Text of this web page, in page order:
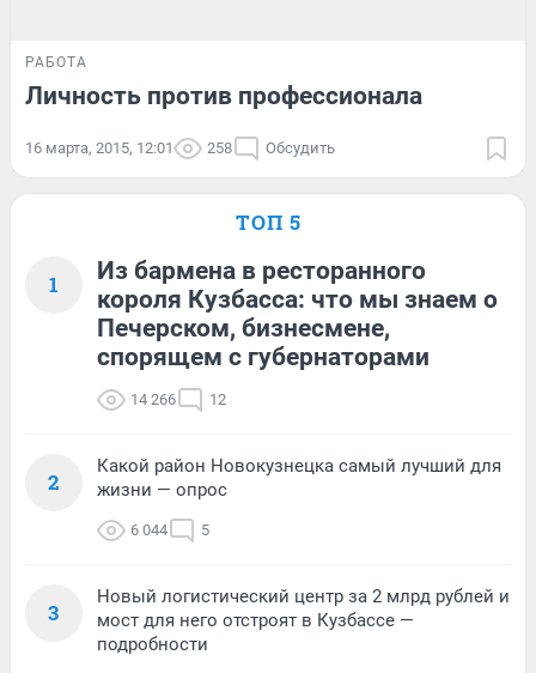
РАБОТА
Личность против профессионала
16 марта, 2015, 12:01 258 Обсудить
ТОП 5
1
Из бармена в ресторанного
короля Кузбасса: что мы знаем о
Печерском, бизнесмене,
спорящем с губернаторами
14 266 12
2
Какой район Новокузнецка самый лучший для
жизни — опрос
6 044 5
3
Новый логистический центр за 2 млрд рублей и
мост для него отстроят в Кузбассе —
подробности